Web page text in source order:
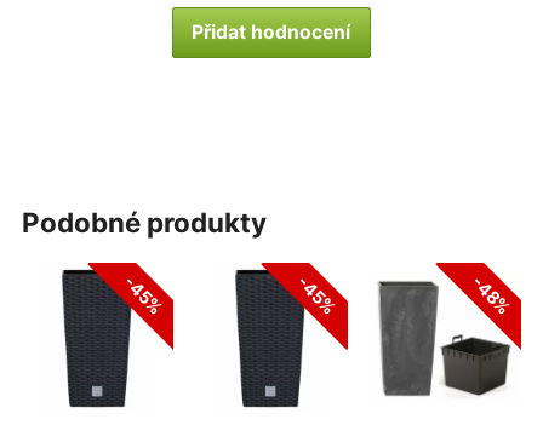
Přidat hodnocení
podobné produkty
-45% -45% -48%